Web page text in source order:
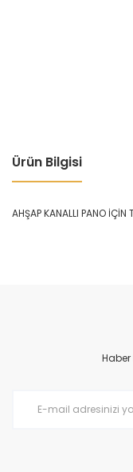
Ürün Bilgisi
AHŞAP KANALLI PANO İÇİN
Ürün resmi
Ürün